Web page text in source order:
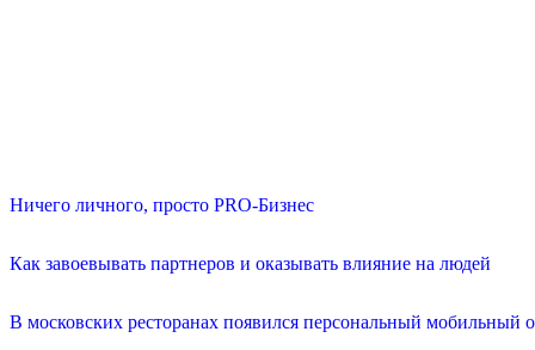
Ничего личного, просто PRO-Бизнес
Как завоевывать партнеров и оказывать влияние на людей
В московских ресторанах появился персональный мобильный